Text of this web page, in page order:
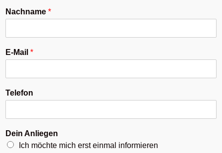
Nachname *
E-Mail *
Telefon
Dein Anliegen
Ich möchte mich erst einmal informieren